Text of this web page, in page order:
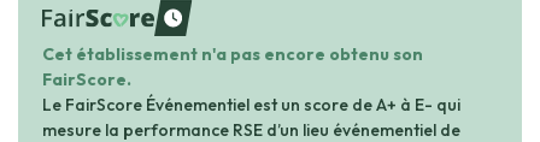
waiting
Cet établissement n'a pas encore obtenu son
FairScore.
Le FairScore Événementiel est un score de A+ à E- qui
mesure la performance RSE d’un lieu événementiel de